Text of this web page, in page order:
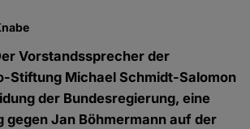
Vorstandssprecher der
Stiftung Michael Schmidt-Salomon
der Bundesregierung, eine
Jan Böhmermann auf der